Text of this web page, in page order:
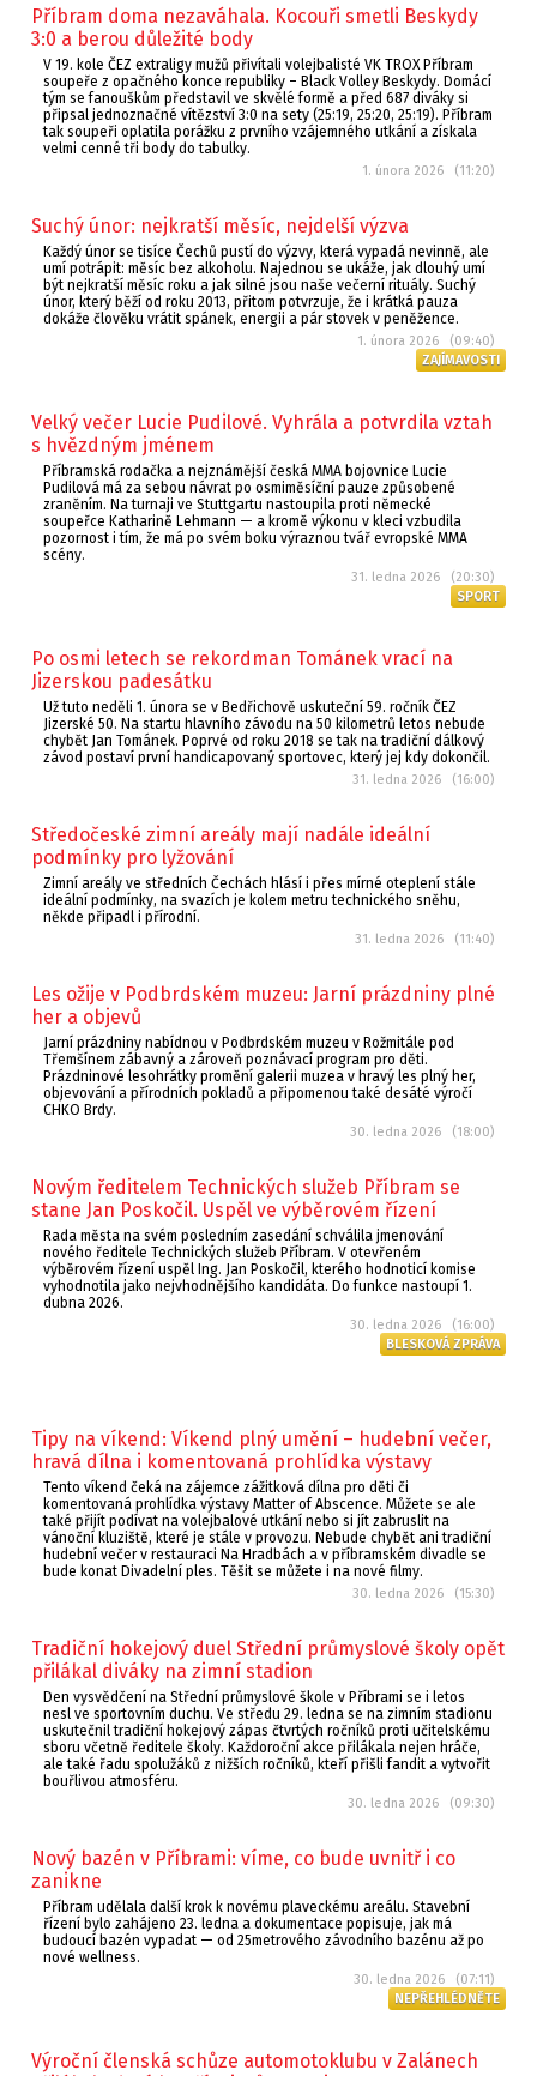
Příbram doma nezaváhala. Kocouři smetli Beskydy
3:0 a berou důležité body
V 19. kole ČEZ extraligy mužů přivítali volejbalisté VK TROX Příbram
soupeře z opačného konce republiky – Black Volley Beskydy. Domácí
tým se fanouškům představil ve skvělé formě a před 687 diváky si
připsal jednoznačné vítězství 3:0 na sety (25:19, 25:20, 25:19). Příbram
tak soupeři oplatila porážku z prvního vzájemného utkání a získala
velmi cenné tři body do tabulky.
1. února 2026 (11:20)
Suchý únor: nejkratší měsíc, nejdelší výzva
Každý únor se tisíce Čechů pustí do výzvy, která vypadá nevinně, ale
umí potrápit: měsíc bez alkoholu. Najednou se ukáže, jak dlouhý umí
být nejkratší měsíc roku a jak silné jsou naše večerní rituály. Suchý
únor, který běží od roku 2013, přitom potvrzuje, že i krátká pauza
dokáže člověku vrátit spánek, energii a pár stovek v peněžence.
1. února 2026 (09:40)
ZAJÍMAVOSTI
Velký večer Lucie Pudilové. Vyhrála a potvrdila vztah
s hvězdným jménem
Příbramská rodačka a nejznámější česká MMA bojovnice Lucie
Pudilová má za sebou návrat po osmiměsíční pauze způsobené
zraněním. Na turnaji ve Stuttgartu nastoupila proti německé
soupeřce Katharině Lehmann — a kromě výkonu v kleci vzbudila
pozornost i tím, že má po svém boku výraznou tvář evropské MMA
scény.
31. ledna 2026 (20:30)
SPORT
Po osmi letech se rekordman Tománek vrací na
Jizerskou padesátku
Už tuto neděli 1. února se v Bedřichově uskuteční 59. ročník ČEZ
Jizerské 50. Na startu hlavního závodu na 50 kilometrů letos nebude
chybět Jan Tománek. Poprvé od roku 2018 se tak na tradiční dálkový
závod postaví první handicapovaný sportovec, který jej kdy dokončil.
31. ledna 2026 (16:00)
Středočeské zimní areály mají nadále ideální
podmínky pro lyžování
Zimní areály ve středních Čechách hlásí i přes mírné oteplení stále
ideální podmínky, na svazích je kolem metru technického sněhu,
někde připadl i přírodní.
31. ledna 2026 (11:40)
Les ožije v Podbrdském muzeu: Jarní prázdniny plné
her a objevů
Jarní prázdniny nabídnou v Podbrdském muzeu v Rožmitále pod
Třemšínem zábavný a zároveň poznávací program pro děti.
Prázdninové lesohrátky promění galerii muzea v hravý les plný her,
objevování a přírodních pokladů a připomenou také desáté výročí
CHKO Brdy.
30. ledna 2026 (18:00)
Novým ředitelem Technických služeb Příbram se
stane Jan Poskočil. Uspěl ve výběrovém řízení
Rada města na svém posledním zasedání schválila jmenování
nového ředitele Technických služeb Příbram. V otevřeném
výběrovém řízení uspěl Ing. Jan Poskočil, kterého hodnoticí komise
vyhodnotila jako nejvhodnějšího kandidáta. Do funkce nastoupí 1.
dubna 2026.
30. ledna 2026 (16:00)
BLESKOVÁ ZPRÁVA
Tipy na víkend: Víkend plný umění – hudební večer,
hravá dílna i komentovaná prohlídka výstavy
Tento víkend čeká na zájemce zážitková dílna pro děti či
komentovaná prohlídka výstavy Matter of Abscence. Můžete se ale
také přijít podívat na volejbalové utkání nebo si jít zabruslit na
vánoční kluziště, které je stále v provozu. Nebude chybět ani tradiční
hudební večer v restauraci Na Hradbách a v příbramském divadle se
bude konat Divadelní ples. Těšit se můžete i na nové filmy.
30. ledna 2026 (15:30)
Tradiční hokejový duel Střední průmyslové školy opět
přilákal diváky na zimní stadion
Den vysvědčení na Střední průmyslové škole v Příbrami se i letos
nesl ve sportovním duchu. Ve středu 29. ledna se na zimním stadionu
uskutečnil tradiční hokejový zápas čtvrtých ročníků proti učitelskému
sboru včetně ředitele školy. Každoroční akce přilákala nejen hráče,
ale také řadu spolužáků z nižších ročníků, kteří přišli fandit a vytvořit
bouřlivou atmosféru.
30. ledna 2026 (09:30)
Nový bazén v Příbrami: víme, co bude uvnitř i co
zanikne
Příbram udělala další krok k novému plaveckému areálu. Stavební
řízení bylo zahájeno 23. ledna a dokumentace popisuje, jak má
budoucí bazén vypadat — od 25metrového závodního bazénu až po
nové wellness.
30. ledna 2026 (07:11)
NEPŘEHLÉDNĚTE
Výroční členská schůze automotoklubu v Zalánech